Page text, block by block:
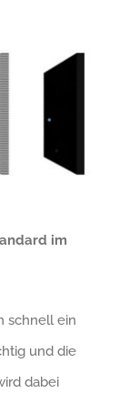
im
schnell ein
und die
dabei